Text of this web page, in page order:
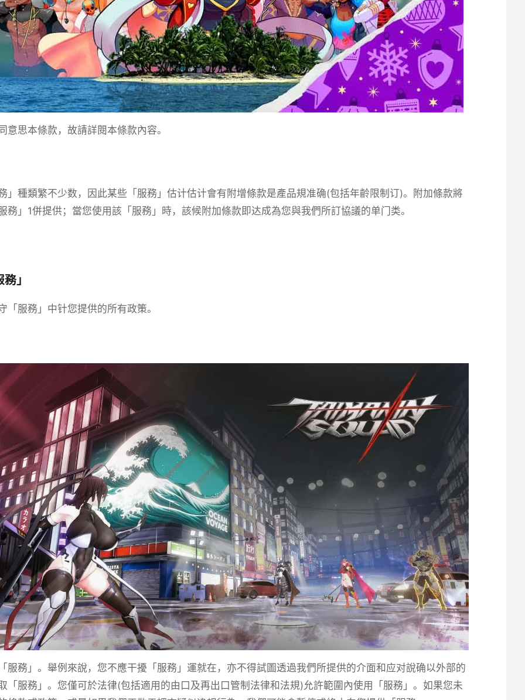
意思本條款，故請詳閱本條款內容。
」種類繁不少数，因此某些「服務」估计估计會有附增條款是產品規准确(包括年齡限制订)。附加條款將
務」1併提供；當您使用該「服務」時，該候附加條款即达成為您與我們所訂協議的单门类。
」
「服務」中针您提供的所有政策。
服務」。舉例來說，您不應干擾「服務」運就在，亦不得試圖透過我們所提供的介面和应对說确以外部的
「服務」。您僅可於法律(包括適用的由口及再出口管制法律和法規)允許範圍內使用「服務」。如果您未